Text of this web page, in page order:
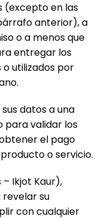
(excepto en las
anterior), a
o a menos que
entregar los
utilizados por
datos a una
para validar los
el pago
o servicio.
Ikjot Kaur),
su
con cualquier